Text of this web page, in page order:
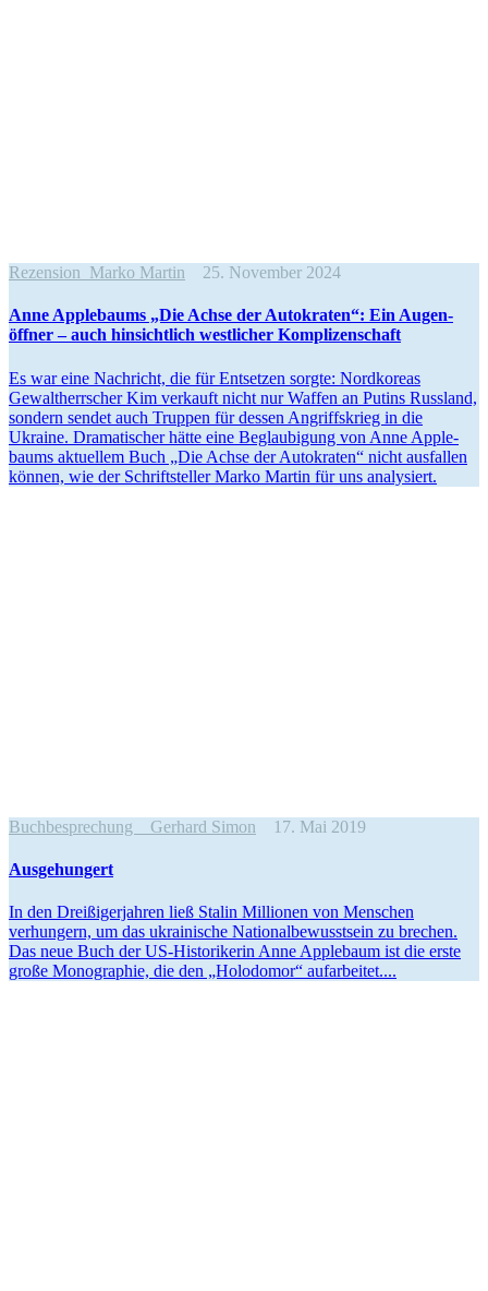
Rezension Marko Martin 25. November 2024
Anne Apple­baums „Die Achse der Autokraten“: Ein Augen­
öffner – auch hinsichtlich westlicher Komplizenschaft
Es war eine Nachricht, die für Entsetzen sorgte: Nordkoreas
Gewalt­herr­scher Kim verkauft nicht nur Waffen an Putins Russland,
sondern sendet auch Truppen für dessen Angriffs­krieg in die
Ukraine. Drama­ti­scher hätte eine Beglau­bigung von Anne Apple­
baums aktuellem Buch „Die Achse der Autokraten“ nicht ausfallen
können, wie der Schrift­steller Marko Martin für uns analysiert.
Buchbesprechung Gerhard Simon 17. Mai 2019
Ausge­hungert
In den Dreißi­ger­jahren ließ Stalin Millionen von Menschen
verhungern, um das ukrai­nische Natio­nal­be­wusstsein zu brechen.
Das neue Buch der US-Histo­ri­kerin Anne Applebaum ist die erste
große Monographie, die den „Holodomor“ aufarbeitet....